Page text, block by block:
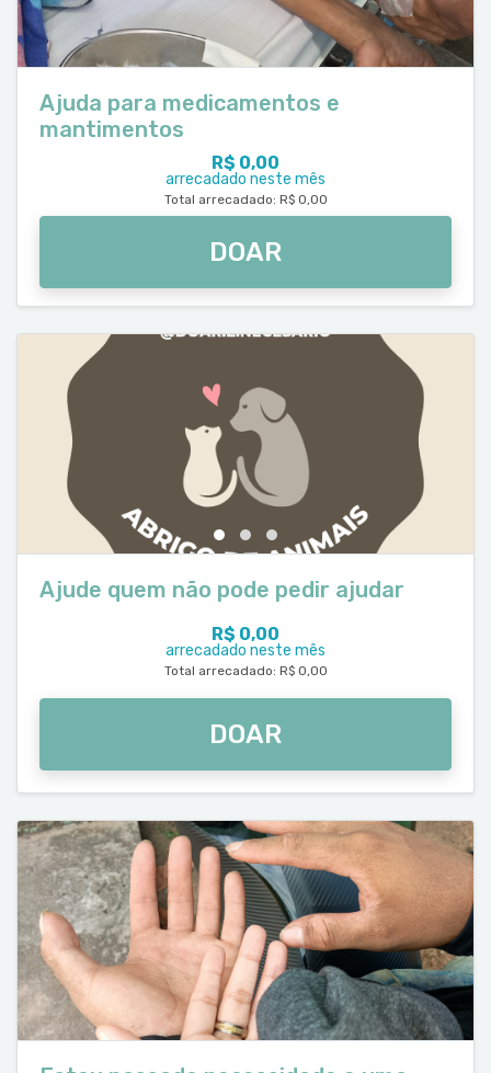
Ajuda para medicamentos e
mantimentos
R$ 0,00
arrecadado neste mês
Total arrecadado: R$ 0,00
DOAR
Ajude quem não pode pedir ajudar
R$ 0,00
arrecadado neste mês
Total arrecadado: R$ 0,00
DOAR